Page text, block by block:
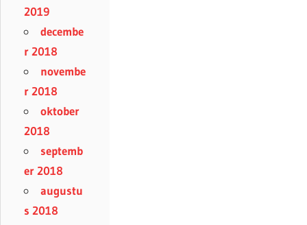
2019
decembe
r 2018
novembe
r 2018
oktober
2018
septemb
er 2018
augustu
s 2018